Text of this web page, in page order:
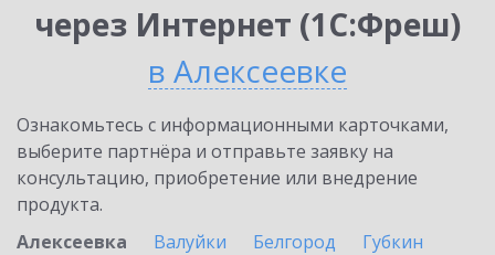
через Интернет (1С:Фреш)
в Алексеевке
Ознакомьтесь с информационными карточками,
выберите партнёра и отправьте заявку на
консультацию, приобретение или внедрение
продукта.
Алексеевка
Валуйки Белгород
Губкин